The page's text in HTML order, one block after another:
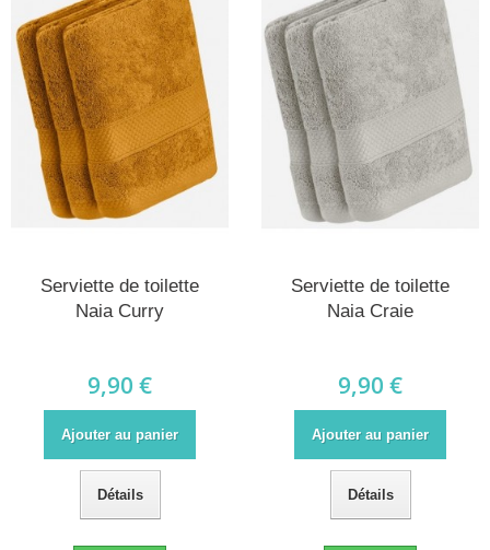
Serviette de toilette
Naia Curry
9,90 €
Ajouter au panier
Détails
Serviette de toilette
Naia Craie
9,90 €
Ajouter au panier
Détails